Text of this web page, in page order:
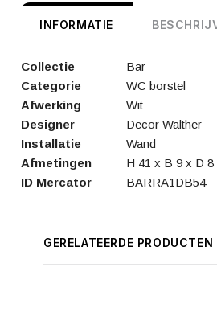
INFORMATIE
Collectie
Bar
Categorie
WC borstel
Afwerking
Wit
Designer
Decor Walther
Installatie
Wand
Afmetingen
H 41 x B 9 x D
ID Mercator
BARRA1DB54
GERELATEERDE PRODUCTEN